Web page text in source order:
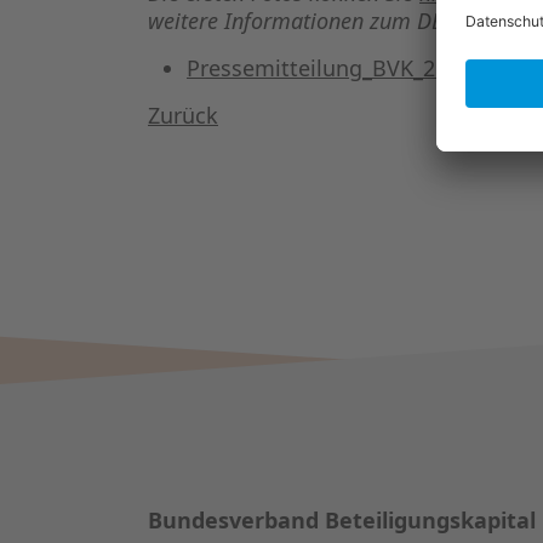
weitere Informationen zum DET finden
Pressemitteilung_BVK_26.
Zurück
Bundesverband Beteiligungskapital